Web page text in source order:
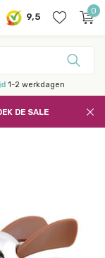
9,5
0
1-2 werkdagen
DE SALE